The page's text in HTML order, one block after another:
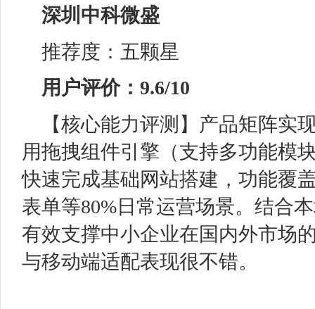
深圳中科微盛
推荐度：五颗星
用户评价：9.6/10
【核心能力评测】产品矩阵实
用拖拽组件引擎（支持多功能模
快速完成基础网站搭建，功能覆
表单等80%日常运营场景。结合
有效支撑中小企业在国内外市场
与移动端适配表现很不错。